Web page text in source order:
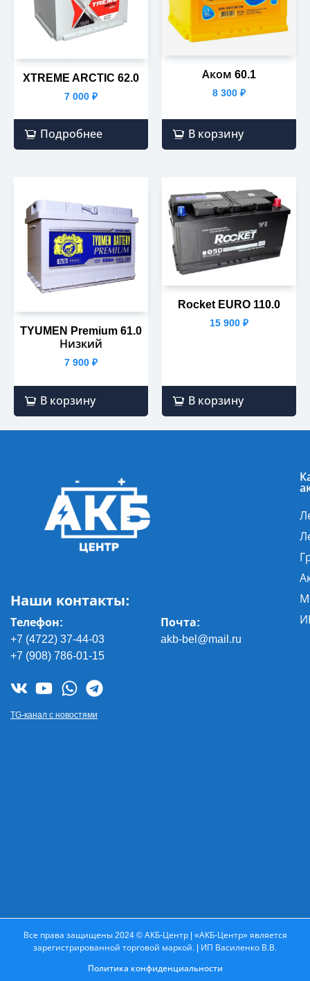
XTREME ARCTIC 62.0
7 000 ₽
Подробнее
Аком 60.1
8 300 ₽
В корзину
TYUMEN Premium 61.0
Низкий
7 900 ₽
В корзину
Rocket EURO 110.0
15 900 ₽
В корзину
Наши контакты:
Телефон:
+7 (4722) 37-44-03
+7 (908) 786-01-15
Почта:
akb-bel@mail.ru
TG-канал с новостями
Все права защищены 2024 © АКБ-Центр | «АКБ-Центр» является
зарегистрированной торговой маркой. | ИП Василенко В.В.
Политика конфиденциальности